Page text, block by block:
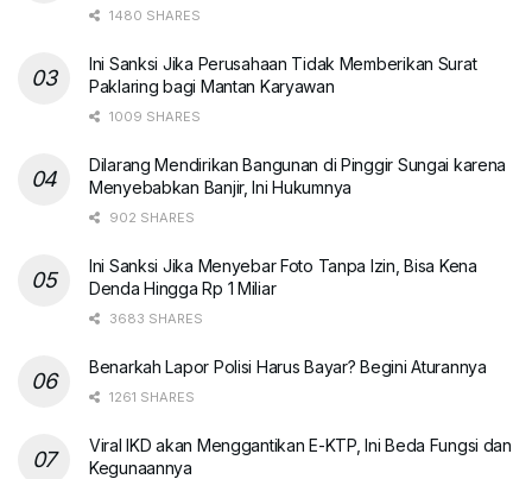
1480 SHARES
Ini Sanksi Jika Perusahaan Tidak Memberikan Surat
Paklaring bagi Mantan Karyawan
1009 SHARES
Dilarang Mendirikan Bangunan di Pinggir Sungai karena
Menyebabkan Banjir, Ini Hukumnya
902 SHARES
Ini Sanksi Jika Menyebar Foto Tanpa Izin, Bisa Kena
Denda Hingga Rp 1 Miliar
3683 SHARES
Benarkah Lapor Polisi Harus Bayar? Begini Aturannya
1261 SHARES
Viral IKD akan Menggantikan E-KTP, Ini Beda Fungsi dan
Kegunaannya